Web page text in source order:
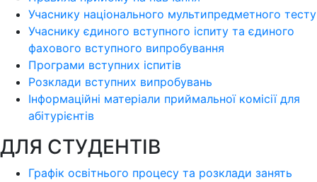
Учаснику національного мультипредметного тесту
Учаснику єдиного вступного іспиту та єдиного
фахового вступного випробування
Програми вступних іспитів
Розклади вступних випробувань
Інформаційні матеріали приймальної комісії для
абітурієнтів
ДЛЯ СТУДЕНТІВ
Графік освітнього процесу та розклади занять